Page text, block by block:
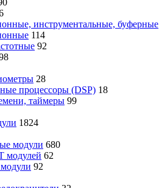
инструментальные, буферные
114
92
28
процессоры (DSP) 18
таймеры 99
1824
модули 680
модулей 62
92